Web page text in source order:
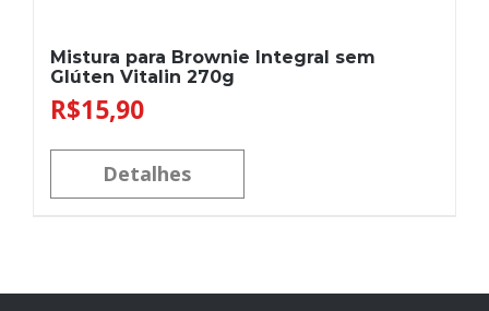
Mistura para Brownie Integral sem
Glúten Vitalin 270g
R$15,90
Detalhes